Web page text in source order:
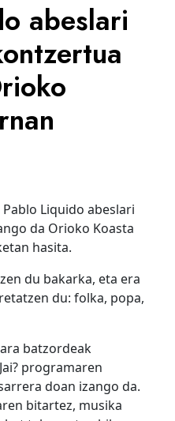
abeslari
Liquido abeslari
da Orioko Koasta
hasita.
du bakarka, eta era
du: folka, popa,
batzordeak
programaren
doan izango da.
bitartez, musika